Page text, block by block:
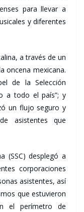
para llevar a
y diferentes
a través de un
oncena mexicana.
de la Selección
a todo el país”; y
un flujo seguro y
asistentes que
(SSC) desplegó a
corporaciones
asistentes, así
que estuvieron
el perímetro de